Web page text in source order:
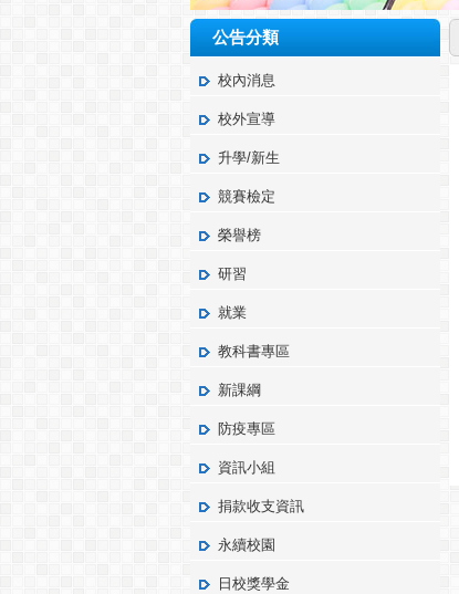
公告分類
校內消息
校外宣導
升學/新生
競賽檢定
榮譽榜
研習
就業
教科書專區
新課綱
防疫專區
資訊小組
捐款收支資訊
永續校園
日校獎學金